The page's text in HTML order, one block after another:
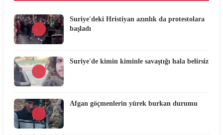
Suriye'deki Hristiyan azınlık da protestolara
başladı
Suriye'de kimin kiminle savaştığı hala belirsiz
Afgan göçmenlerin yürek burkan durumu